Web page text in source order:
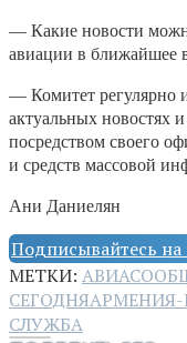
— Какие новости
авиации в ближайшее
— Комитет регулярно
актуальных новостях
посредством своего
и средств массовой
Ани Даниелян
Подписывайтесь
МЕТКИ:
СЕГОДНЯАРМЕНИЯ-
СЛУЖБА